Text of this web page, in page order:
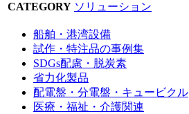
CATEGORY ソリューション
船舶・港湾設備
試作・特注品の事例集
SDGs配慮・脱炭素
省力化製品
配電盤・分電盤・キュービクル
医療・福祉・介護関連